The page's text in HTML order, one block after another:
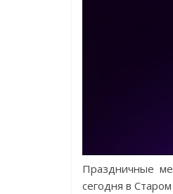
Праздничные
сегодня в